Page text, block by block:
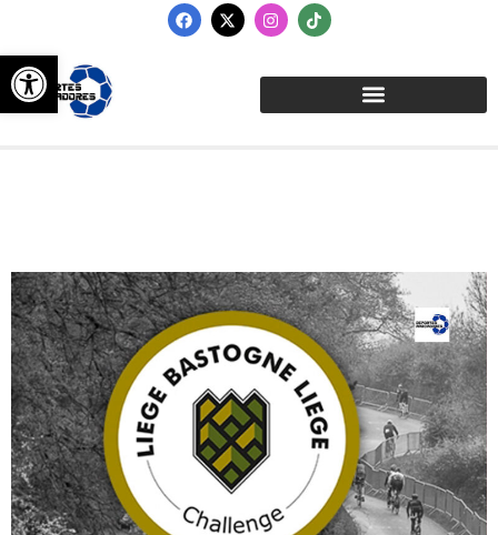
Abrir barra de herramientas